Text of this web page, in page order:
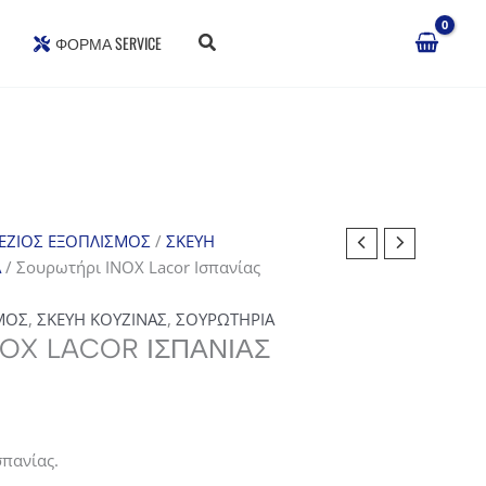
ΦΌΡΜΑ SERVICE
ΕΞΟΠΛΙΣΜΟΣ/ ΣΚΕΥΗ
/ Σουρωτήρι INOX Lacor Ισπανίας
, ΣΚΕΥΗ ΚΟΥΖΙΝΑΣ, ΣΟΥΡΩΤΗΡΙΑ
LACOR ΙΣΠΑΝΊΑΣ